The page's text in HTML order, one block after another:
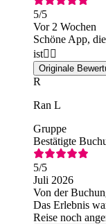
5/5
Vor 2 Wochen
Schöne App,
ist👌🏻
Originale
R
Ran L
Gruppe
Bestätigte
5/5
Juli 2026
Von der
Das Erlebnis
Reise noch